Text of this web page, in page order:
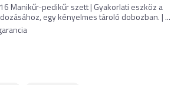
Manikűr-pedikűr szett | Gyakorlati eszköz a
egy kényelmes tároló dobozban. | ...